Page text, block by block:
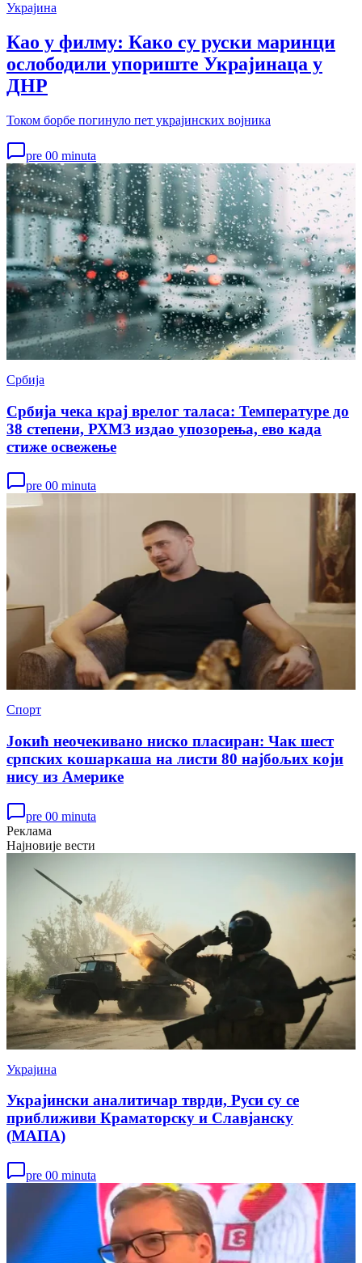
Украјина
Као у филму: Како су руски маринци
ослободили упориште Украјинаца у
ДНР
Током борбе погинуло пет украјинских војника
pre 00 minuta
Србија
Србија чека крај врелог таласа: Температуре до
38 степени, РХМЗ издао упозорења, ево када
стиже освежење
pre 00 minuta
Спорт
Јокић неочекивано ниско пласиран: Чак шест
српских кошаркаша на листи 80 најбољих који
нису из Америке
pre 00 minuta
Реклама
Најновије вести
Украјина
Украјински аналитичар тврди, Руси су се
приближиви Краматорску и Славјанску
(МАПА)
pre 00 minuta